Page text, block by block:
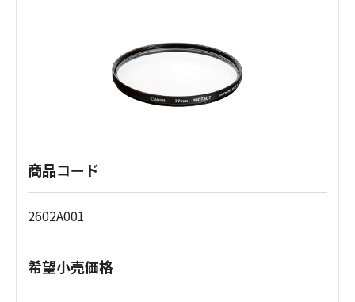
商品コード
2602A001
希望小売価格